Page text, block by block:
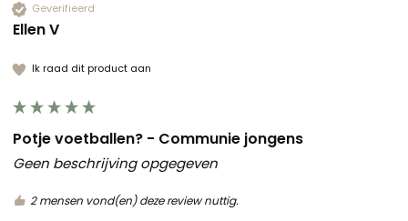
Geverifieerd
Ellen V
Ik raad dit product aan
Potje voetballen? - Communie jongens
Geen beschrijving opgegeven
2 mensen vond(en) deze review nuttig.